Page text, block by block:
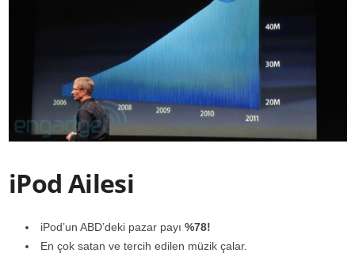
iPod Ailesi
iPod’un ABD’deki pazar payı %78!
En çok satan ve tercih edilen müzik çalar.